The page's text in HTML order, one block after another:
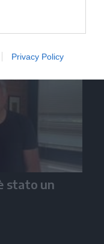
Privacy Policy
stato un